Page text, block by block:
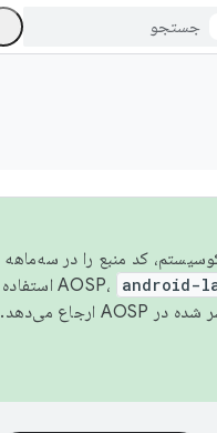
اکوسیستم، کد منبع را در سه‌ماهه
android-
استفاده
همیشه به جدیدترین نسخه منتشر شده در AOSP ارجاع می‌دهد.